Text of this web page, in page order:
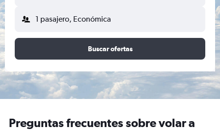
1 pasajero, Económica
Buscar ofertas
Preguntas frecuentes sobre volar a